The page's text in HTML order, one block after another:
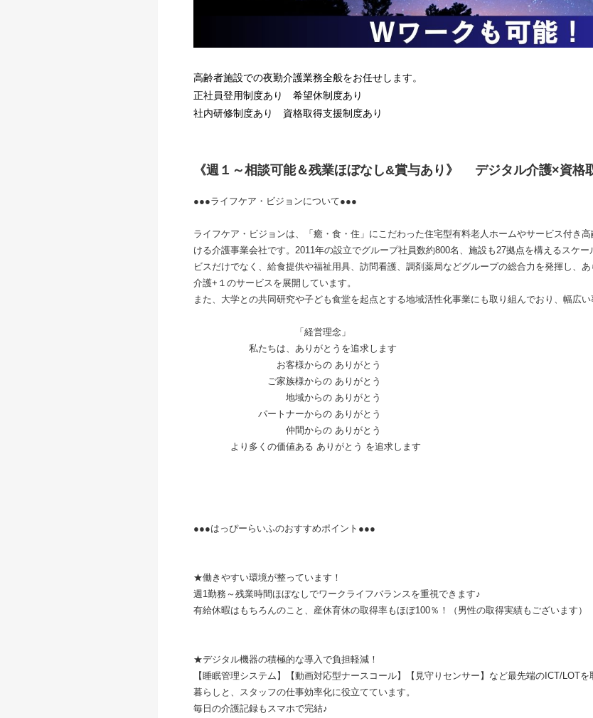
高齢者施設での夜勤介護業務全般をお任せします。
正社員登用制度あり 希望休制度あり
社内研修制度あり 資格取得支援制度あり
《週１～相談可能＆残業ほぼなし&賞与あり》 デジタル介護×資格
●●●ライフケア・ビジョンについて●●●
ライフケア・ビジョンは、「癒・食・住」にこだわった住宅型有料老人ホームやサービス付き
ける介護事業会社です。2011年の設立でグループ社員数約800名、施設も27拠点を構えるスケ
ビスだけでなく、給食提供や福祉用具、訪問看護、調剤薬局などグループの総合力を発揮し、
介護+１のサービスを展開しています。
また、大学との共同研究や子ども食堂を起点とする地域活性化事業にも取り組んでおり、幅広い
「経営理念」
私たちは、ありがとうを追求します
お客様からの ありがとう
ご家族様からの ありがとう
地域からの ありがとう
パートナーからの ありがとう
仲間からの ありがとう
より多くの価値ある ありがとう を追求します
●●●はっぴーらいふのおすすめポイント●●●
★働きやすい環境が整っています！
週1勤務～残業時間ほぼなしでワークライフバランスを重視できます♪
有給休暇はもちろんのこと、産休育休の取得率もほぼ100％！（男性の取得実績もございます）
★デジタル機器の積極的な導入で負担軽減！
【睡眠管理システム】【動画対応型ナースコール】【見守りセンサー】など最先端のICT/LOT
暮らしと、スタッフの仕事効率化に役立てています。
毎日の介護記録もスマホで完結♪